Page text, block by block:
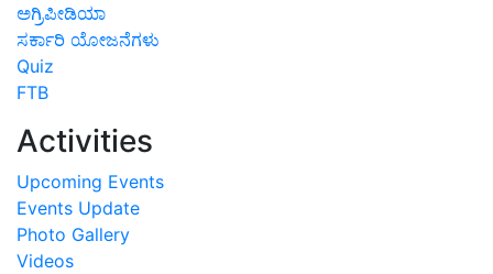
ಅಗ್ರಿಪೀಡಿಯಾ
ಸರ್ಕಾರಿ ಯೋಜನೆಗಳು
Quiz
FTB
Activities
Upcoming Events
Events Update
Photo Gallery
Videos